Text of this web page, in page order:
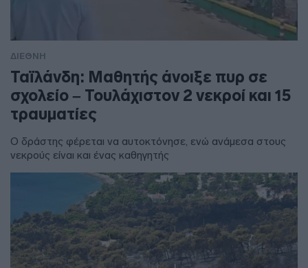
ΔΙΕΘΝΗ
Ταϊλάνδη: Μαθητής άνοιξε πυρ σε
σχολείο – Τουλάχιστον 2 νεκροί και 15
τραυματίες
Ο δράστης φέρεται να αυτοκτόνησε, ενώ ανάμεσα στους
νεκρούς είναι και ένας καθηγητής